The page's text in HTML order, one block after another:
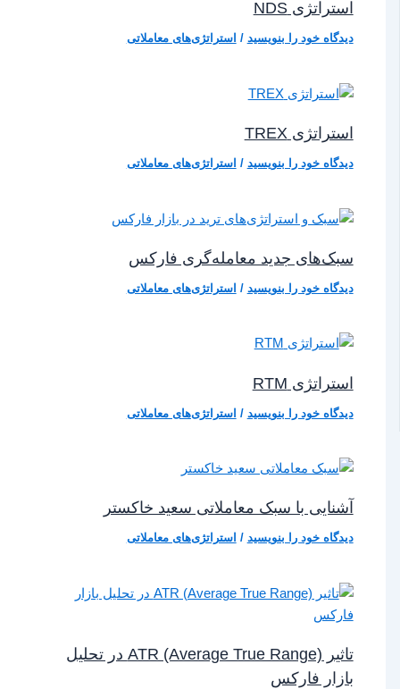
استراتژی NDS
دیدگاه‌ خود را بنویسید /استراتژی‌های معاملاتی
استراتژی TREX
دیدگاه‌ خود را بنویسید /استراتژی‌های معاملاتی
سبک‌های جدید معامله‌گری فارکس
دیدگاه‌ خود را بنویسید /استراتژی‌های معاملاتی
استراتژی RTM
دیدگاه‌ خود را بنویسید /استراتژی‌های معاملاتی
آشنایی با سبک معاملاتی سعید خاکستر
دیدگاه‌ خود را بنویسید /استراتژی‌های معاملاتی
تاثیر ATR (Average True Range) در تحلیل
بازار فارکس